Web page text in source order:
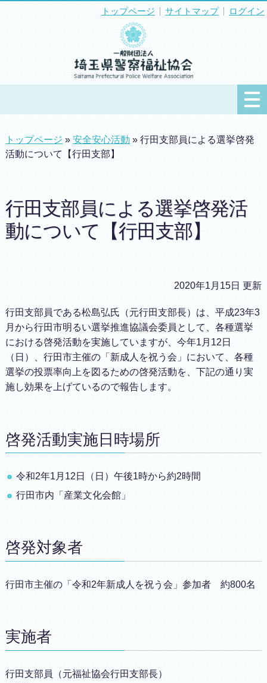
トップページ サイトマップ ログイン
トップページ »安全安心活動 » 行田支部員による選挙啓発
活動について【行田支部】
行田支部員による選挙啓発活
動について【行田支部】
2020年1月15日 更新
行田支部員である松島弘氏（元行田支部長）は、平成23年3
月から行田市明るい選挙推進協議会委員として、各種選挙
における啓発活動を実施していますが、今年1月12日
（日）、行田市主催の「新成人を祝う会」において、各種
選挙の投票率向上を図るための啓発活動を、下記の通り実
施し効果を上げているので報告します。
啓発活動実施日時場所
令和2年1月12日（日）午後1時から約2時間
行田市内「産業文化会館」
啓発対象者
行田市主催の「令和2年新成人を祝う会」参加者 約800名
実施者
行田支部員（元福祉協会行田支部長）